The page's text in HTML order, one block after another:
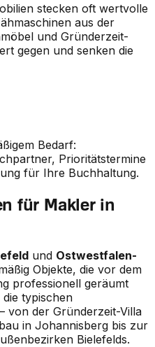
stecken oft wertvolle
aus der
und Gründerzeit-
gegen und senken die
Bedarf:
Prioritätstermine
für Ihre Buchhaltung.
für Makler in
und Ostwestfalen-
Objekte, die vor dem
professionell geräumt
typischen
von der Gründerzeit-Villa
in Johannisberg bis zur
Bielefelds.